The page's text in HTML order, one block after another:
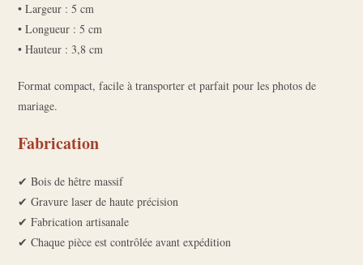
• Largeur : 5 cm
• Longueur : 5 cm
• Hauteur : 3,8 cm
Format compact, facile à transporter et parfait pour les photos de
mariage.
Fabrication
✔ Bois de hêtre massif
✔ Gravure laser de haute précision
✔ Fabrication artisanale
✔ Chaque pièce est contrôlée avant expédition